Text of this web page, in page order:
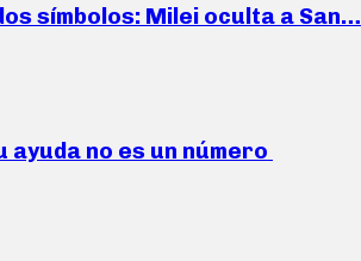
símbolos: Milei oculta a San…
ayuda no es un número